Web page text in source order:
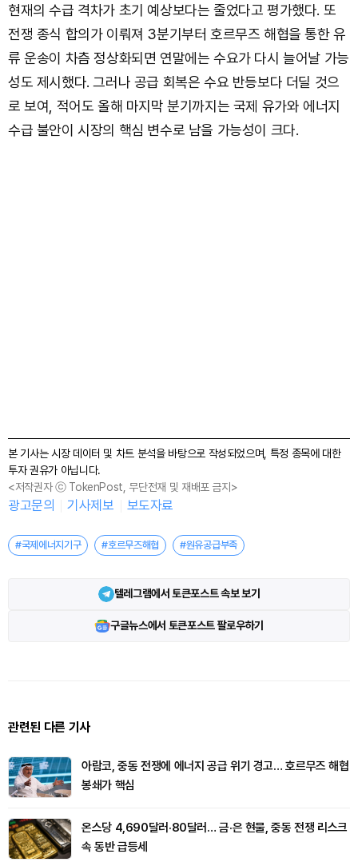
현재의 수급 격차가 초기 예상보다는 줄었다고 평가했다. 또
전쟁 종식 합의가 이뤄져 3분기부터 호르무즈 해협을 통한 유
류 운송이 차츰 정상화되면 연말에는 수요가 다시 늘어날 가능
성도 제시했다. 그러나 공급 회복은 수요 반등보다 더딜 것으
로 보여, 적어도 올해 마지막 분기까지는 국제 유가와 에너지
수급 불안이 시장의 핵심 변수로 남을 가능성이 크다.
본 기사는 시장 데이터 및 차트 분석을 바탕으로 작성되었으며, 특정 종목에 대한
투자 권유가 아닙니다.
<저작권자 ⓒ TokenPost, 무단전재 및 재배포 금지>
광고문의 기사제보 보도자료
#국제에너지기구 #호르무즈해협 #원유공급부족
텔레그램에서 토큰포스트 속보 보기
구글뉴스에서 토큰포스트 팔로우하기
관련된 다른 기사
아람코, 중동 전쟁에 에너지 공급 위기 경고… 호르무즈 해협
봉쇄가 핵심
온스당 4,690달러·80달러… 금·은 현물, 중동 전쟁 리스크
속 동반 급등세